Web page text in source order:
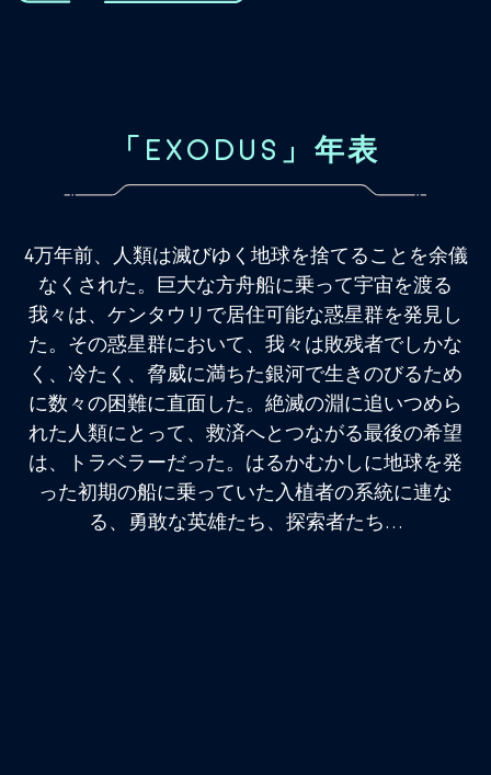
「EXODUS」年表
4万年前、人類は滅びゆく地球を捨てることを余儀
なくされた。巨大な方舟船に乗って宇宙を渡る
我々は、ケンタウリで居住可能な惑星群を発見し
た。その惑星群において、我々は敗残者でしかな
く、冷たく、脅威に満ちた銀河で生きのびるため
に数々の困難に直面した。絶滅の淵に追いつめら
れた人類にとって、救済へとつながる最後の希望
は、トラベラーだった。はるかむかしに地球を発
った初期の船に乗っていた入植者の系統に連な
る、勇敢な英雄たち、探索者たち…